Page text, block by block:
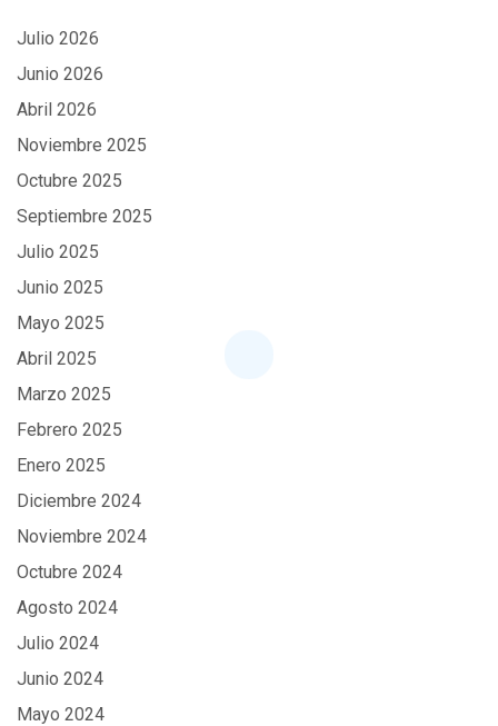
Julio 2026
Junio 2026
Abril 2026
Noviembre 2025
Octubre 2025
Septiembre 2025
Julio 2025
Junio 2025
Mayo 2025
Abril 2025
Marzo 2025
Febrero 2025
Enero 2025
Diciembre 2024
Noviembre 2024
Octubre 2024
Agosto 2024
Julio 2024
Junio 2024
Mayo 2024